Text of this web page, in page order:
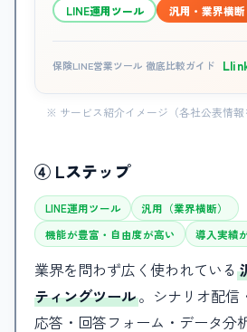
LINE運用ツール 汎用・業界横断
保険LINE営業ツール 徹底比較ガイド
※ サービス紹介イメージ（各社公表情
④ Lステップ
LINE運用ツール
汎用（業界横断）
機能が豊富・自由度が高い
導入実績
業界を問わず広く使われている
ティングツール。シナリオ配信
応答・回答フォーム・データ分